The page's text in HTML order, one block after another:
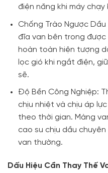
điện năng khi máy chạy
Chống Trào Ngược
đĩa van bên trong được
hoàn toàn hiện tượng
lọc gió khi ngắt điện,
sẽ.
Độ Bền Công Nghiệp:
chịu nhiệt và chịu áp
theo thời gian. Màng
cao su chịu dầu
van thường.
Dấu Hiệu Cần Thay Thế